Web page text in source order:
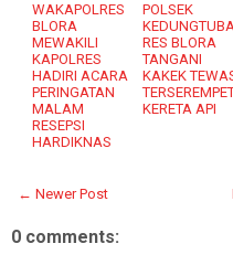
WAKAPOLRES
BLORA
MEWAKILI
KAPOLRES
HADIRI ACARA
PERINGATAN
MALAM
RESEPSI
HARDIKNAS
POLSEK
RES BLORA
TANGANI
KAKEK
KERETA API
← Newer Post
0 comments: